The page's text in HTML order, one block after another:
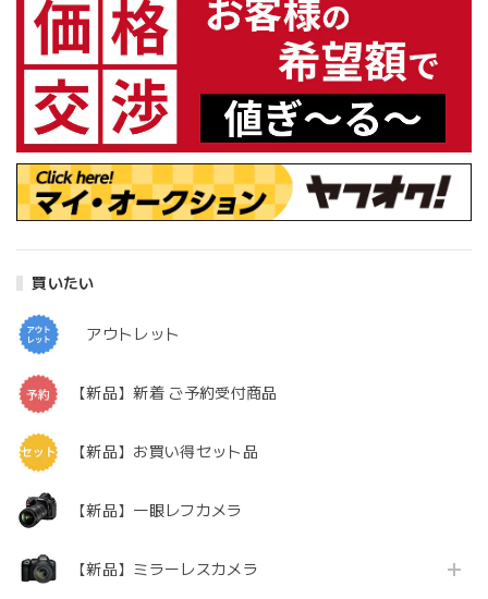
買いたい
アウトレット
【新品】新着 ご予約受付商品
【新品】お買い得セット品
【新品】一眼レフカメラ
【新品】ミラーレスカメラ